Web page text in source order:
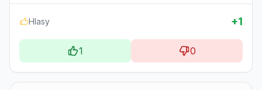
Hlasy +1
1 0